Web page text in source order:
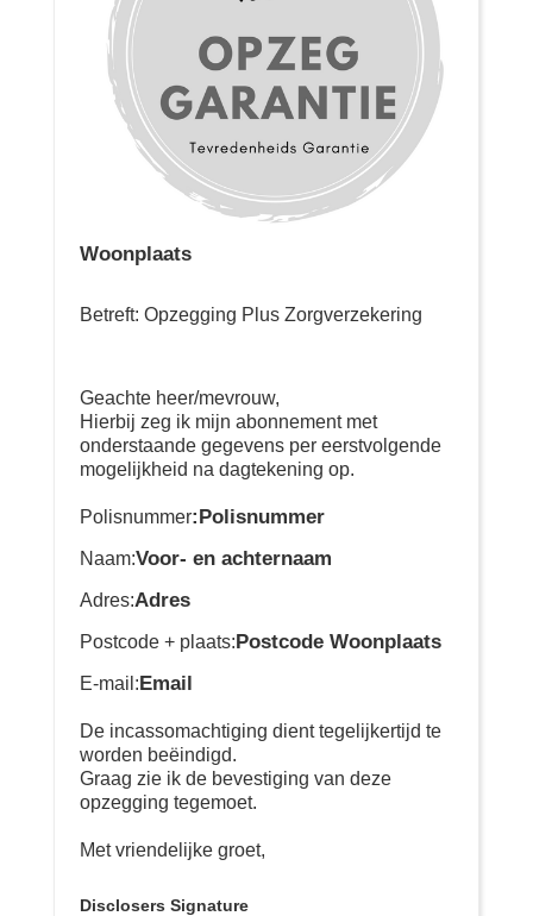
Woonplaats
Betreft: Opzegging Plus Zorgverzekering
Geachte heer/mevrouw,
Hierbij zeg ik mijn abonnement met
onderstaande gegevens per eerstvolgende
mogelijkheid na dagtekening op.
Polisnummer:Polisnummer
Naam:Voor- en achternaam
Adres:Adres
Postcode + plaats:Postcode Woonplaats
E-mail:Email
De incassomachtiging dient tegelijkertijd te
worden beëindigd.
Graag zie ik de bevestiging van deze
opzegging tegemoet.
Met vriendelijke groet,
Disclosers Signature